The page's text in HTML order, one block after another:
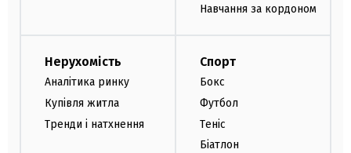
Навчання за кордоном
Нерухомість
Аналітика ринку
Купівля житла
Тренди і натхнення
Спорт
Бокс
Футбол
Теніс
Біатлон